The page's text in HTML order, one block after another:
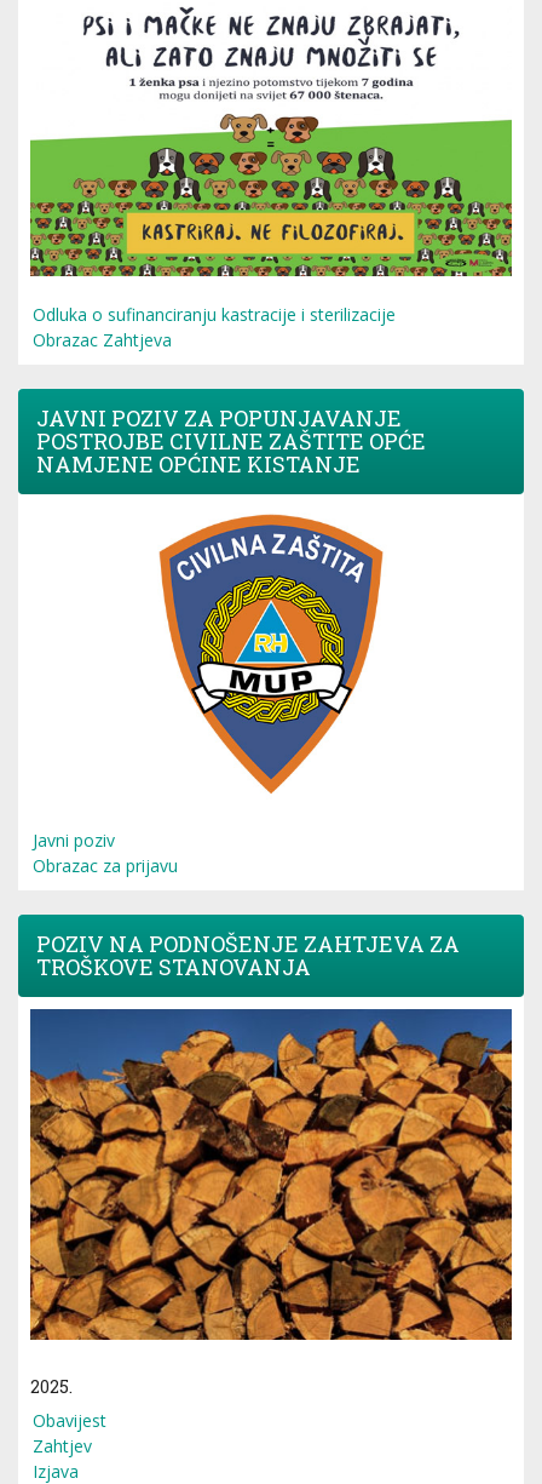
Odluka o sufinanciranju kastracije i sterilizacije
Obrazac Zahtjeva
JAVNI POZIV ZA POPUNJAVANJE
POSTROJBE CIVILNE ZAŠTITE OPĆE
NAMJENE OPĆINE KISTANJE
Javni poziv
Obrazac za prijavu
POZIV NA PODNOŠENJE ZAHTJEVA ZA
TROŠKOVE STANOVANJA
2025.
Obavijest
Zahtjev
Izjava